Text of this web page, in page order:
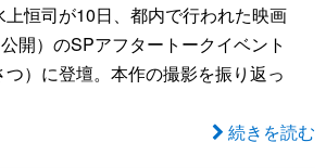
恒司が10日、都内で行われた映画
開）のSPアフタートークイベント
つ）に登壇。本作の撮影を振り返っ
続きを読む